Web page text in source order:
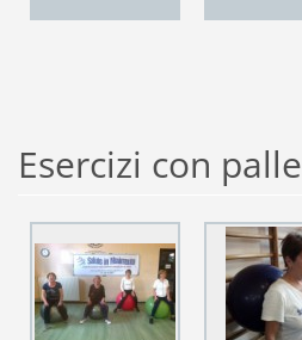
Esercizi con palle